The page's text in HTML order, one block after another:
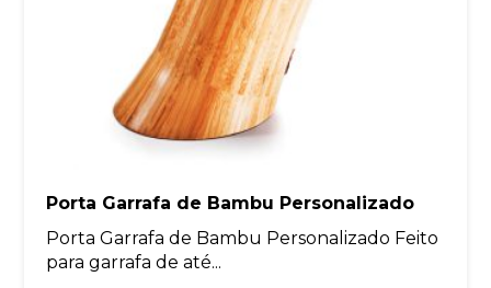
Porta Garrafa de Bambu Personalizado
Porta Garrafa de Bambu Personalizado Feito
para garrafa de até...